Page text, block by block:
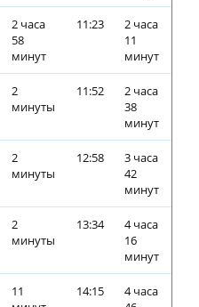
2 часа
58
минут
11:23
2 часа
11
минут
2
минуты
11:52
2 часа
38
минут
2
минуты
12:58
3 часа
42
минут
2
минуты
13:34
4 часа
16
минут
11
14:15
4 часа